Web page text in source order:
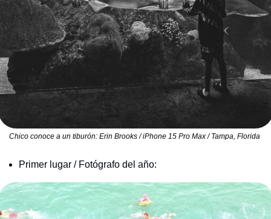
Chico conoce a un tiburón: Erin Brooks / iPhone 15 Pro Max / Tampa, Florida
Primer lugar / Fotógrafo del año: